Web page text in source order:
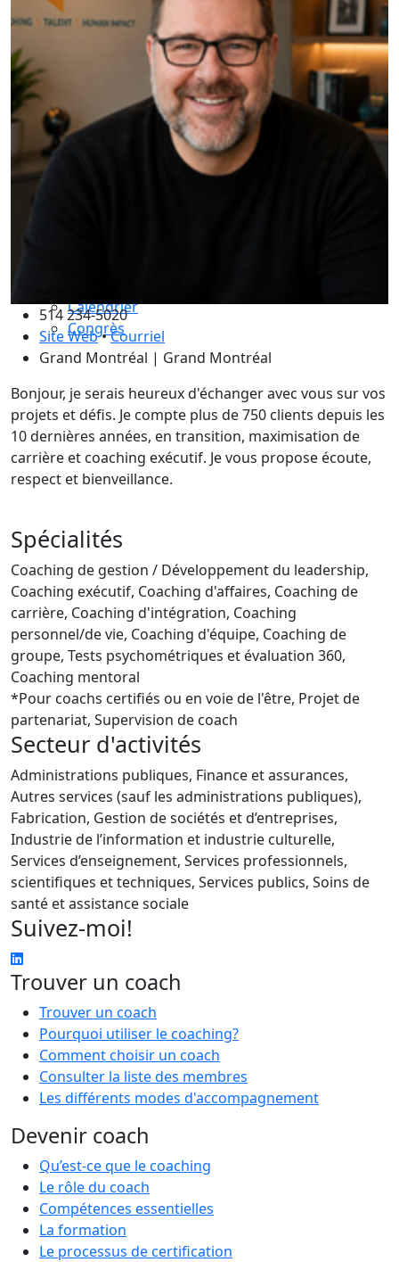
Compétences essentielles
La formation
Le processus de certification
Choisir son coach mentor
Je suis coach
Devenez membre ICF Mondial
Adhérez à ICF Québec
Les avantages ICF et ICF Québec
Adhérez à un comité
Calendrier
Congrès
514 234-5020
Site Web•Courriel
Grand Montréal | Grand Montréal
Bonjour, je serais heureux d'échanger avec vous sur vos
projets et défis. Je compte plus de 750 clients depuis les
10 dernières années, en transition, maximisation de
carrière et coaching exécutif. Je vous propose écoute,
respect et bienveillance.
Spécialités
Coaching de gestion / Développement du leadership,
Coaching exécutif, Coaching d'affaires, Coaching de
carrière, Coaching d'intégration, Coaching
personnel/de vie, Coaching d'équipe, Coaching de
groupe, Tests psychométriques et évaluation 360,
Coaching mentoral
*Pour coachs certifiés ou en voie de l'être, Projet de
partenariat, Supervision de coach
Secteur d'activités
Administrations publiques, Finance et assurances,
Autres services (sauf les administrations publiques),
Fabrication, Gestion de sociétés et d’entreprises,
Industrie de l’information et industrie culturelle,
Services d’enseignement, Services professionnels,
scientifiques et techniques, Services publics, Soins de
santé et assistance sociale
Suivez-moi!
Trouver un coach
Trouver un coach
Pourquoi utiliser le coaching?
Comment choisir un coach
Consulter la liste des membres
Les différents modes d'accompagnement
Devenir coach
Qu’est-ce que le coaching
Le rôle du coach
Compétences essentielles
La formation
Le processus de certification